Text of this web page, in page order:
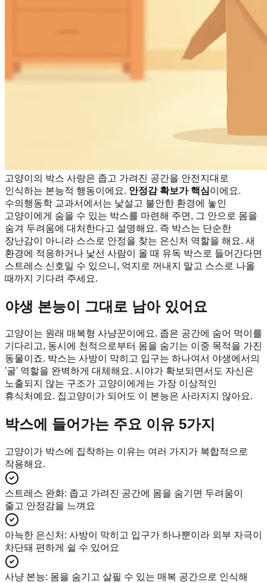
고양이의 박스 사랑은 좁고 가려진 공간을 안전지대로
인식하는 본능적 행동이에요. 안정감 확보가 핵심이에요.
수의행동학 교과서에서는 낯설고 불안한 환경에 놓인
고양이에게 숨을 수 있는 박스를 마련해 주면, 그 안으로 몸을
숨겨 두려움에 대처한다고 설명해요. 즉 박스는 단순한
장난감이 아니라 스스로 안정을 찾는 은신처 역할을 해요. 새
환경에 적응하거나 낯선 사람이 올 때 유독 박스로 들어간다면
스트레스 신호일 수 있으니, 억지로 꺼내지 말고 스스로 나올
때까지 기다려 주세요.
야생 본능이 그대로 남아 있어요
고양이는 원래 매복형 사냥꾼이에요. 좁은 공간에 숨어 먹이를
기다리고, 동시에 천적으로부터 몸을 숨기는 이중 목적을 가진
동물이죠. 박스는 사방이 막히고 입구는 하나여서 야생에서의
'굴' 역할을 완벽하게 대체해요. 시야가 확보되면서도 자신은
노출되지 않는 구조가 고양이에게는 가장 이상적인
휴식처예요. 집고양이가 되어도 이 본능은 사라지지 않아요.
박스에 들어가는 주요 이유 5가지
고양이가 박스에 집착하는 이유는 여러 가지가 복합적으로
작용해요.
스트레스 완화: 좁고 가려진 공간에 몸을 숨기면 두려움이
줄고 안정감을 느껴요
아늑한 은신처 : 사방이 막히고 입구가 하나뿐이라 외부 자극이
차단돼 편하게 쉴 수 있어요
사냥 본능: 몸을 숨기고 살필 수 있는 매복 공간으로 인식해